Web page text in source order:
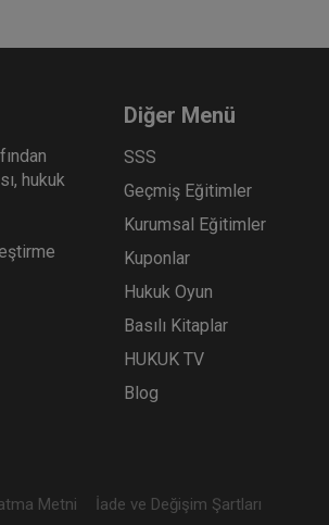
hukuk
Diğer Menü
SSS
Geçmiş Eğitimler
Kurumsal Eğitimler
Kuponlar
Hukuk Oyun
Basılı Kitaplar
HUKUK TV
Blog
Metni İade ve Değişim Şartları